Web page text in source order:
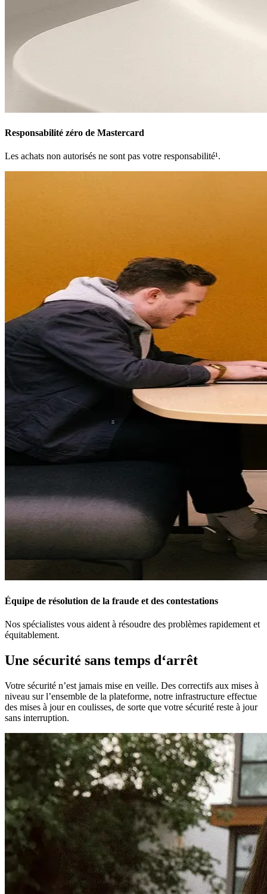
Responsabilité zéro de Mastercard
Les achats non autorisés ne sont pas votre responsabilité¹.
Équipe de résolution de la fraude et des contestations
Nos spécialistes vous aident à résoudre des problèmes rapidement et
équitablement.
Une sécurité sans temps d‘arrêt
Votre sécurité n’est jamais mise en veille. Des correctifs aux mises à
niveau sur l’ensemble de la plateforme, notre infrastructure effectue
des mises à jour en coulisses, de sorte que votre sécurité reste à jour
sans interruption.